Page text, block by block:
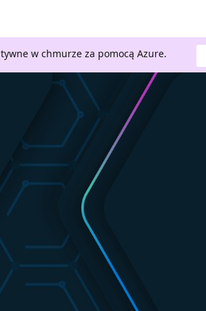
w chmurze za pomocą Azure.